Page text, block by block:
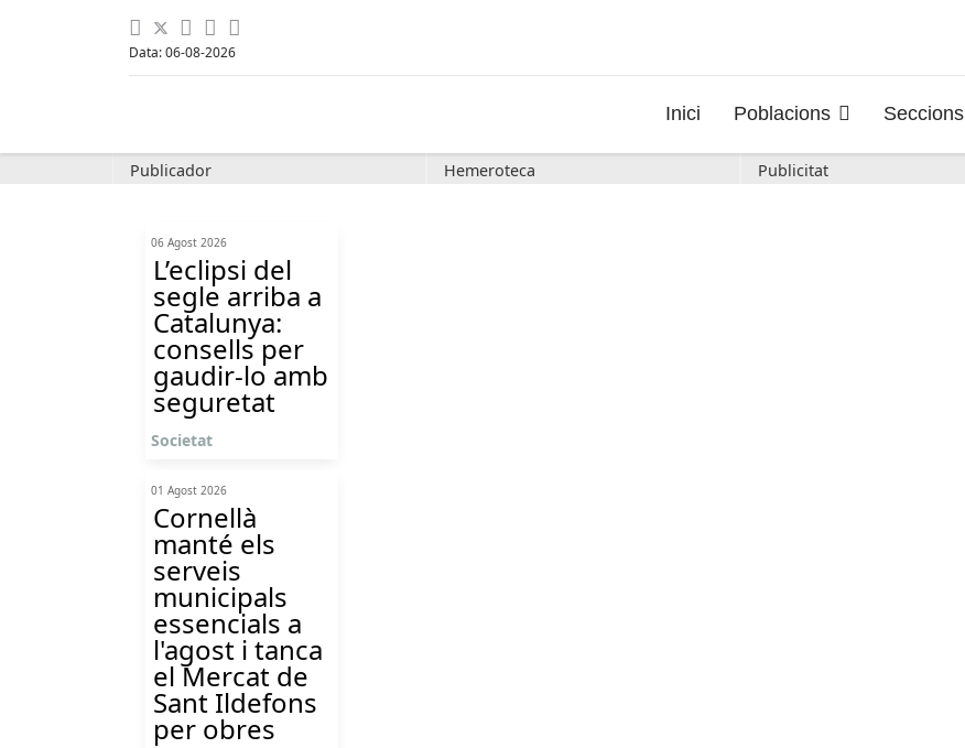
Data: 06-08-2026
Inici Poblacions Seccions
Publicador Hemeroteca Publicitat
06 Agost 2026
L’eclipsi del
segle arriba a
Catalunya:
consells per
gaudir-lo amb
seguretat
Societat
01 Agost 2026
Cornellà
manté els
serveis
municipals
essencials a
l'agost i tanca
el Mercat de
Sant Ildefons
per obres